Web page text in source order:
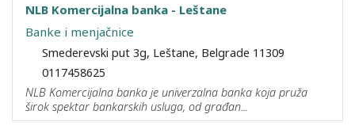
NLB Komercijalna banka - Leštane
Banke i menjačnice
Smederevski put 3g, Leštane, Belgrade 11309
0117458625
NLB Komercijalna banka je univerzalna banka koja pruža
širok spektar bankarskih usluga, od građan...